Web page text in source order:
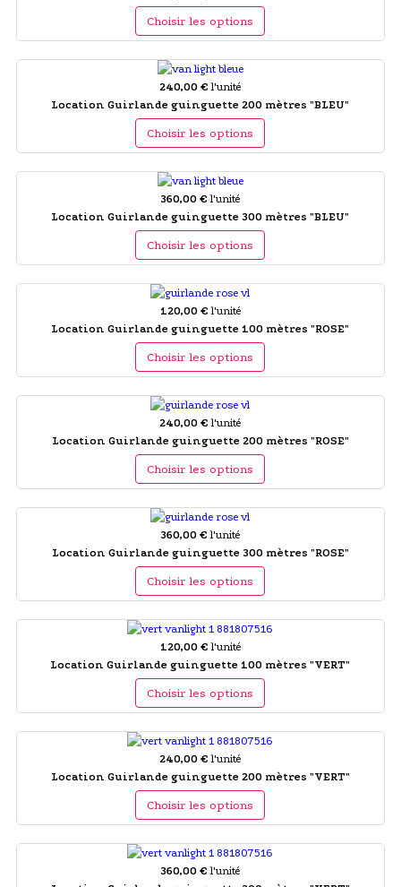
Choisir les options
240,00 € l'unité
Location Guirlande guinguette 200 mètres "BLEU"
Choisir les options
360,00 € l'unité
Location Guirlande guinguette 300 mètres "BLEU"
Choisir les options
120,00 € l'unité
Location Guirlande guinguette 100 mètres "ROSE"
Choisir les options
240,00 € l'unité
Location Guirlande guinguette 200 mètres "ROSE"
Choisir les options
360,00 € l'unité
Location Guirlande guinguette 300 mètres "ROSE"
Choisir les options
120,00 € l'unité
Location Guirlande guinguette 100 mètres "VERT"
Choisir les options
240,00 € l'unité
Location Guirlande guinguette 200 mètres "VERT"
Choisir les options
360,00 € l'unité